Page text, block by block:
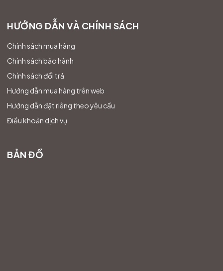
HƯỚNG DẪN VÀ CHÍNH SÁCH
Chính sách mua hàng
Chính sách bảo hành
Chính sách đổi trả
Hướng dẫn mua hàng trên web
Hướng dẫn đặt riêng theo yêu cầu
Điều khoản dịch vụ
BẢN ĐỒ